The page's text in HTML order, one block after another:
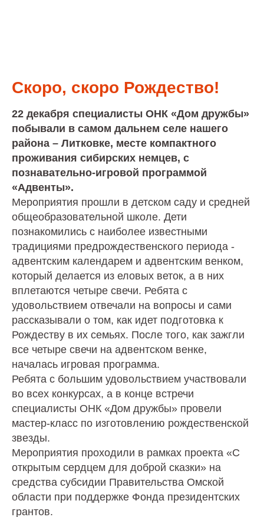
Скоро, скоро Рождество!
22 декабря специалисты ОНК «Дом дружбы»
побывали в самом дальнем селе нашего
района – Литковке, месте компактного
проживания сибирских немцев, с
познавательно-игровой программой
«Адвенты».
Мероприятия прошли в детском саду и средней
общеобразовательной школе. Дети
познакомились с наиболее известными
традициями предрождественского периода -
адвентским календарем и адвентским венком,
который делается из еловых веток, а в них
вплетаются четыре свечи. Ребята с
удовольствием отвечали на вопросы и сами
рассказывали о том, как идет подготовка к
Рождеству в их семьях. После того, как зажгли
все четыре свечи на адвентском венке,
началась игровая программа.
Ребята с большим удовольствием участвовали
во всех конкурсах, а в конце встречи
специалисты ОНК «Дом дружбы» провели
мастер-класс по изготовлению рождественской
звезды.
Мероприятия проходили в рамках проекта «С
открытым сердцем для доброй сказки» на
средства субсидии Правительства Омской
области при поддержке Фонда президентских
грантов.